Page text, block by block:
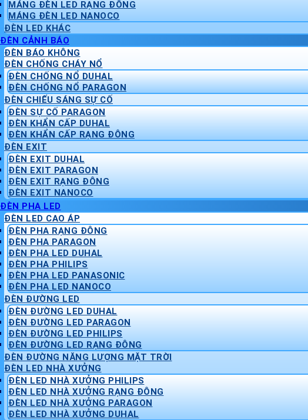
MÁNG ĐÈN LED RẠNG ĐÔNG
MÁNG ĐÈN LED NANOCO
ĐÈN LED KHÁC
ĐÈN CẢNH BÁO
ĐÈN BÁO KHÔNG
ĐÈN CHỐNG CHÁY NỔ
ĐÈN CHỐNG NỔ DUHAL
ĐÈN CHỐNG NỔ PARAGON
ĐÈN CHIẾU SÁNG SỰ CỐ
ĐÈN SỰ CỐ PARAGON
ĐÈN KHẨN CẤP DUHAL
ĐÈN KHẨN CẤP RẠNG ĐÔNG
ĐÈN EXIT
ĐÈN EXIT DUHAL
ĐÈN EXIT PARAGON
ĐÈN EXIT RẠNG ĐÔNG
ĐÈN EXIT NANOCO
ĐÈN PHA LED
ĐÈN LED CAO ÁP
ĐÈN PHA RẠNG ĐÔNG
ĐÈN PHA PARAGON
ĐÈN PHA LED DUHAL
ĐÈN PHA PHILIPS
ĐÈN PHA LED PANASONIC
ĐÈN PHA LED NANOCO
ĐÈN ĐƯỜNG LED
ĐÈN ĐƯỜNG LED DUHAL
ĐÈN ĐƯỜNG LED PARAGON
ĐÈN ĐƯỜNG LED PHILIPS
ĐÈN ĐƯỜNG LED RẠNG ĐÔNG
ĐÈN ĐƯỜNG NĂNG LƯỢNG MẶT TRỜI
ĐÈN LED NHÀ XƯỞNG
ĐÈN LED NHÀ XƯỞNG PHILIPS
ĐÈN LED NHÀ XƯỞNG RẠNG ĐÔNG
ĐÈN LED NHÀ XƯỞNG PARAGON
ĐÈN LED NHÀ XƯỞNG DUHAL